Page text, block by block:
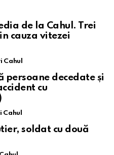
de la Cahul. Trei
cauza vitezei
Cahul
persoane decedate și
cu
Cahul
soldat cu două